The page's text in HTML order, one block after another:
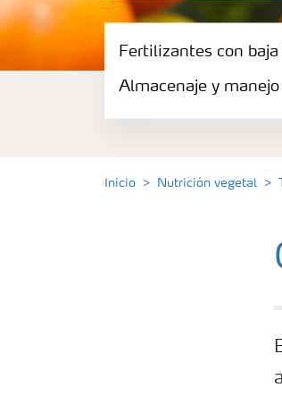
Fertilizantes con baja
Fertilizantes
Fertilizantes con
Almacenaje y
Inicio Nutrición vegetal